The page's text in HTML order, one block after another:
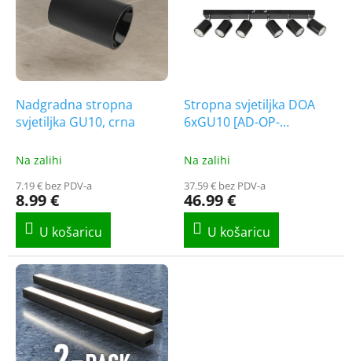
p
d
Nadgradna stropna
svjetiljka GU10, crna
Na zalihi
7.19 € bez PDV-a
8.99 €
Stropna svjetiljka DOA
6xGU10 [AD-OP-
Na zalihi
37.59 € bez PDV-a
46.99 €